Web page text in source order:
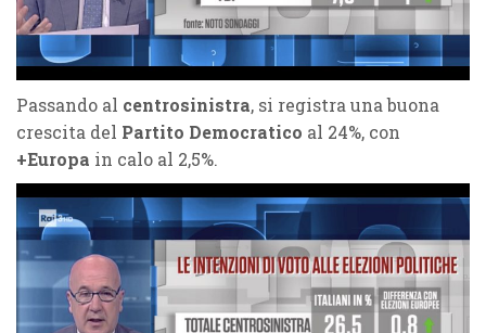
Passando al centrosinistra, si registra una buona
crescita del Partito Democratico al 24%, con
+Europa in calo al 2,5%.